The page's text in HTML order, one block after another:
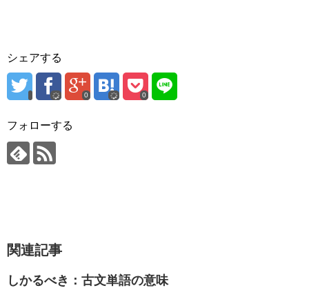
シェアする
0 0
フォローする
関連記事
しかるべき：古文単語の意味